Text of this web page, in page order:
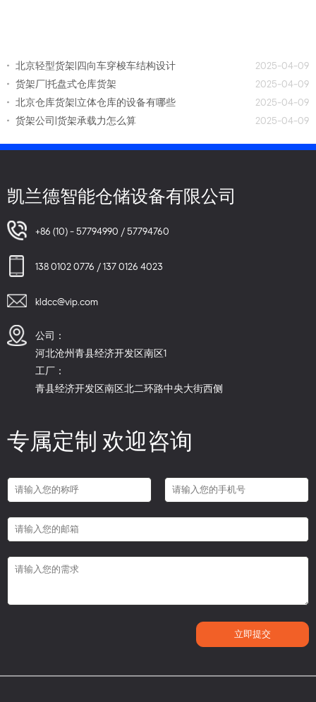
北京轻型货架|四向车穿梭车结构设计
2025-04-09
货架厂|托盘式仓库货架
2025-04-09
北京仓库货架|立体仓库的设备有哪些
2025-04-09
货架公司|货架承载力怎么算
2025-04-09
凯兰德智能仓储设备有限公司
+86 (10) - 57794990 / 57794760
138 0102 0776 / 137 0126 4023
kldcc@vip.com
公司：
河北沧州青县经济开发区南区1
工厂：
青县经济开发区南区北二环路中央大街西侧
专属定制 欢迎咨询